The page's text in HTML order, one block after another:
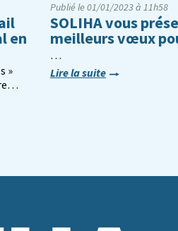
en
»
Publié le 01/01/2023 à 11h58
SOLIHA vous
meilleurs vœux
…
Lire la suite